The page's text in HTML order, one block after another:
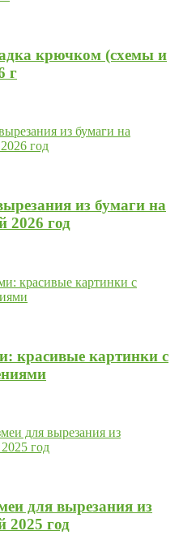
крючком (схемы и
г
из бумаги на
год
красивые картинки с
для вырезания из
2025 год